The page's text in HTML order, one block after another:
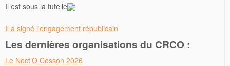
Il est sous la tutelle
Il a signé l'engagement républicain
Les dernières organisations du CRCO :
Le Noct’O Cesson 2026